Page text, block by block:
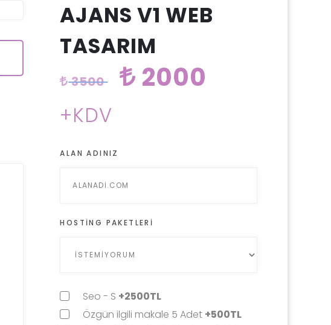
AJANS V1 WEB
TASARIM
3500 2000
+KDV
ALAN ADINIZ
HOSTING PAKETLERI
Seo - S +2500TL
Özgün ilgili makale 5 Adet +500TL